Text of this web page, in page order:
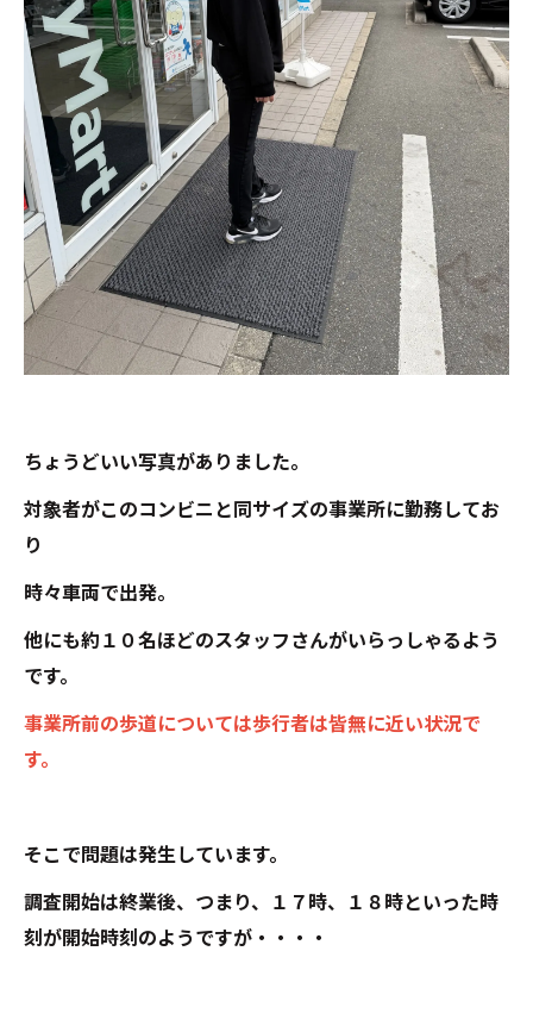
ちょうどいい写真がありました。
対象者がこのコンビニと同サイズの事業所に勤務してお
り
時々車両で出発。
他にも約１０名ほどのスタッフさんがいらっしゃるよう
です。
事業所前の歩道については歩行者は皆無に近い状況で
す。
そこで問題は発生しています。
調査開始は終業後、つまり、１７時、１８時といった時
刻が開始時刻のようですが・・・・